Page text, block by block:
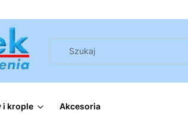
i krople Akcesoria